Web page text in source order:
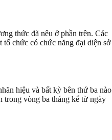
thức đã nêu ở phần trên. Các
chức có chức năng đại diện sở
hiệu và bất kỳ bên thứ ba nào
trong vòng ba tháng kể từ ngày